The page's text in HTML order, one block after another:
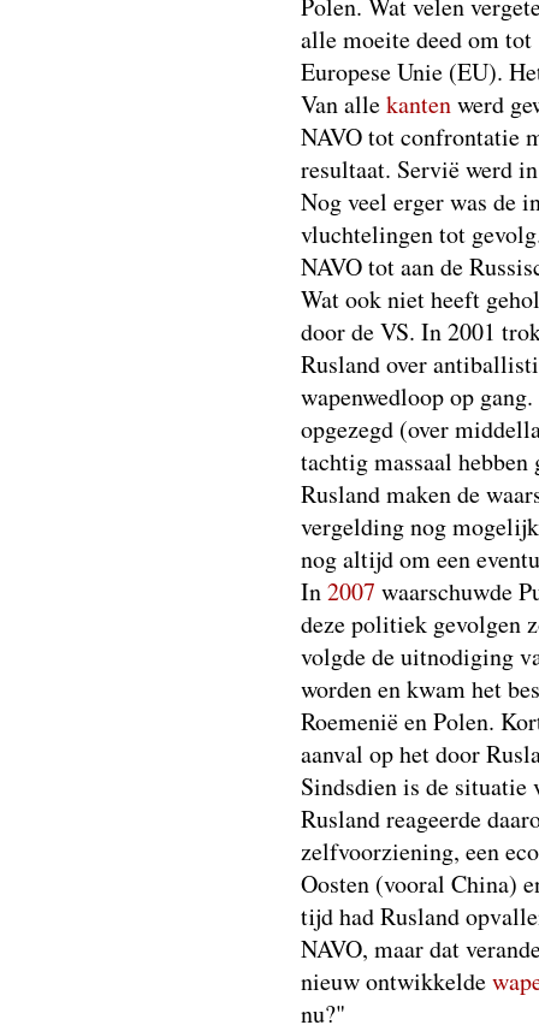
Polen. Wat velen
alle moeite deed om tot
Europese Unie (EU).
Van allekantenwerd
NAVO tot confrontatie
resultaat. Servië werd
Nog veel erger was de
vluchtelingen tot
NAVO tot aan de
Wat ook niet heeft
door de VS. In 2001
Rusland over
wapenwedloop op
opgezegd (over
tachtig massaal
Rusland maken de
vergelding nog
nog altijd om een
In2007 waarschuwde
deze politiek gevolgen
volgde de uitnodiging
worden en kwam het
Roemenië en Polen.
aanval op het door
Sindsdien is de situatie
Rusland reageerde
zelfvoorziening, een
Oosten (vooral China)
tijd had Rusland
NAVO, maar dat
nieuw ontwikkelde
nu?"